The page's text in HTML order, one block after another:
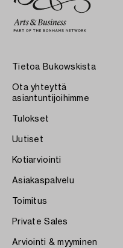
Tietoa Bukowskista
Ota yhteyttä
asiantuntijoihimme
Tulokset
Uutiset
Kotiarviointi
Asiakaspalvelu
Toimitus
Private Sales
Arviointi & myyminen